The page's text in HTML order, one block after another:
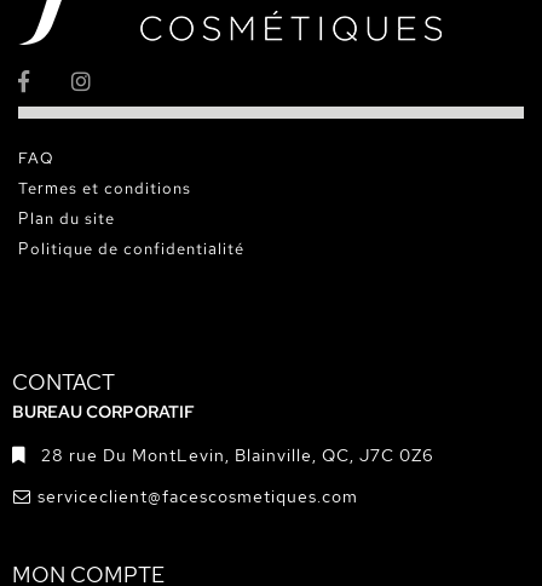
FAQ
Termes et conditions
Plan du site
Politique de confidentialité
CONTACT
BUREAU CORPORATIF
28 rue Du MontLevin, Blainville, QC, J7C 0Z6
serviceclient@facescosmetiques.com
MON COMPTE